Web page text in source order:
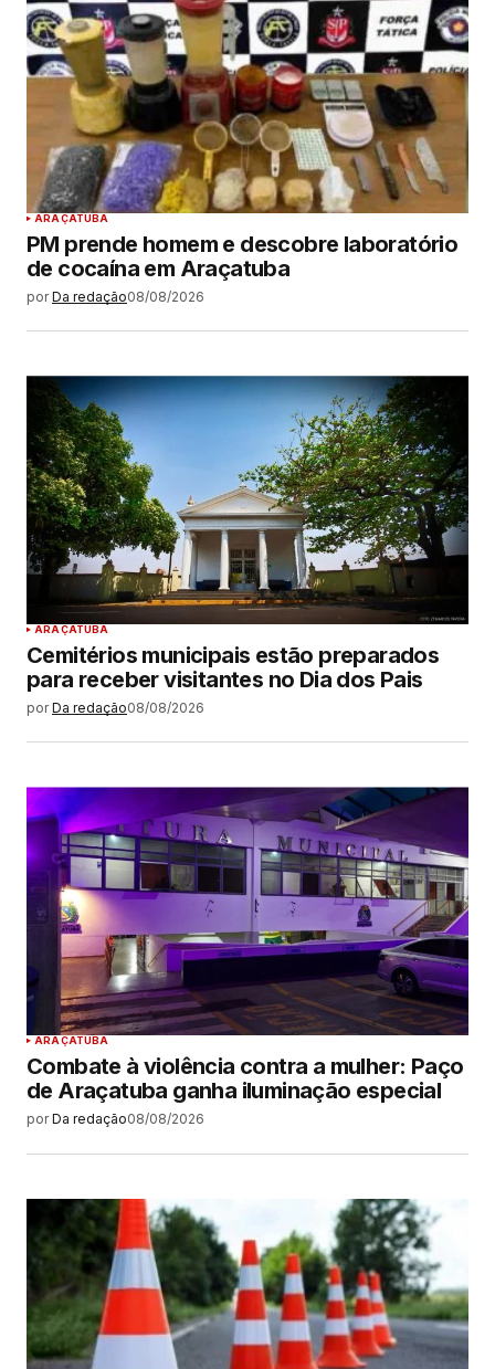
ARAÇATUBA
PM prende homem e descobre laboratório
de cocaína em Araçatuba
por Da redação08/08/2026
ARAÇATUBA
Cemitérios municipais estão preparados
para receber visitantes no Dia dos Pais
por Da redação08/08/2026
ARAÇATUBA
Combate à violência contra a mulher: Paço
de Araçatuba ganha iluminação especial
por Da redação08/08/2026